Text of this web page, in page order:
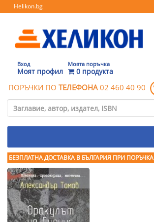
Helikon.bg
Вход
Моят профил
Моята поръчка
0 продукта
ПОРЪЧКИ ПО ТЕЛЕФОНА 02 460 40 90
БЕЗПЛАТНА ДОСТАВКА В БЪЛГАРИЯ ПРИ ПОРЪЧКА